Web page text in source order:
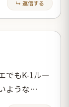
↳ 返信する
でもK-1ルー
ような…